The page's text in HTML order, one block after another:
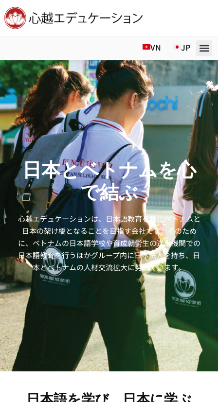
Skip
VN JP
日本とベトナムを心
で結ぶ
心越エデュケーションは、日本語教育を軸にベトナムと
日本の架け橋となることを目指す会社です。そのため
に、ベトナムの日本語学校や育成就労生の送出機関での
日本語教育を行うほかグループ内に日本法人を持ち、日
本とベトナムの人材交流拡大に努めています。